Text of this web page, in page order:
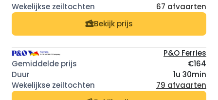
67 afvaarten
Bekijk prijs
P&O Ferries
€164
1u 30min
79 afvaarten